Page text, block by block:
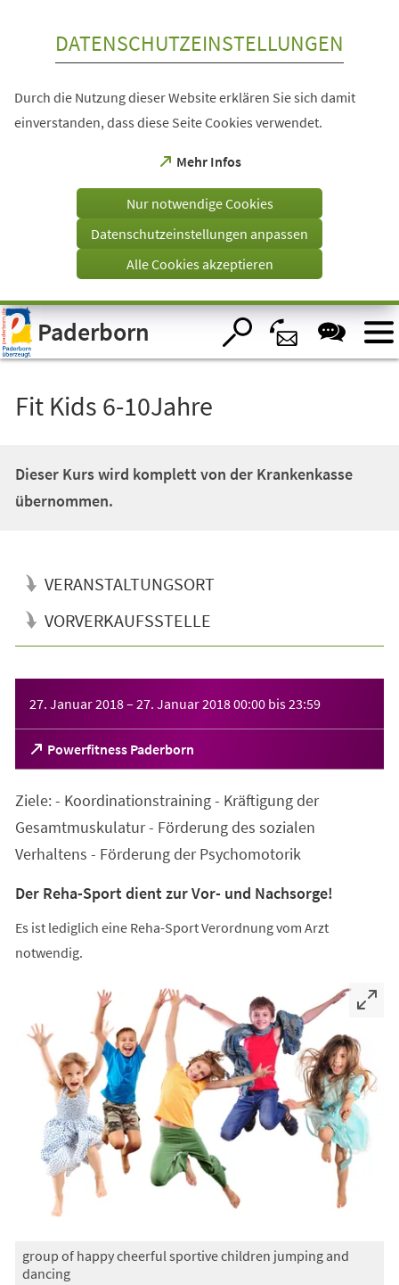
Visuelle
Assistenzsoftware
öffnen.
DATENSCHUTZEINSTELLUNGEN
Durch die Nutzung dieser Website erklären Sie sich damit
einverstanden, dass diese Seite Cookies verwendet.
Mehr Infos
(Öffnet
einem
Tab)
Nur notwendige Cookies
Datenschutzeinstellungen anpassen
Alle Cookies akzeptieren
Paderborn
Fit Kids 6-10Jahre
Dieser Kurs wird komplett von der Krankenkasse
übernommen.
VERANSTALTUNGSORT
VORVERKAUFSSTELLE
27. Januar 2018– 27. Januar 201800:00 bis23:59
Powerfitness Paderborn
(Öffnet
in
neuen
Ziele: - Koordinationstraining - Kräftigung der
Gesamtmuskulatur - Förderung des sozialen
Verhaltens - Förderung der Psychomotorik
Der Reha-Sport dient zur Vor- und Nachsorge!
Es ist lediglich eine Reha-Sport Verordnung vom Arzt
notwendig.
group of happy cheerful sportive children jumping and
dancing